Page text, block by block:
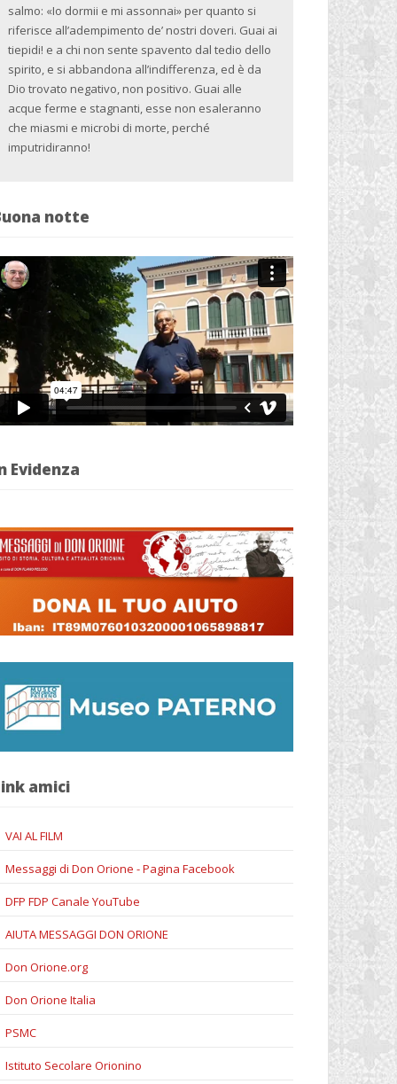
salmo: «Io dormii e mi assonnai» per quanto si
riferisce all’adempimento de’ nostri doveri. Guai ai
tiepidi! e a chi non sente spavento dal tedio dello
spirito, e si abbandona all’indifferenza, ed è da
Dio trovato negativo, non positivo. Guai alle
acque ferme e stagnanti, esse non esaleranno
che miasmi e microbi di morte, perché
imputridiranno!
notte
Evidenza
amici
VAI AL FILM
Messaggi di Don Orione - Pagina Facebook
DFP FDP Canale YouTube
AIUTA MESSAGGI DON ORIONE
Don Orione.org
Don Orione Italia
PSMC
Istituto Secolare Orionino